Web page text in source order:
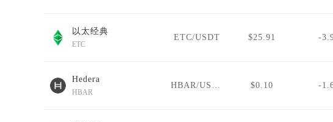
以太经典
ETC
ETC/USDT $25.91 -
Hedera
HBAR
HBAR/USDT $0.10 -